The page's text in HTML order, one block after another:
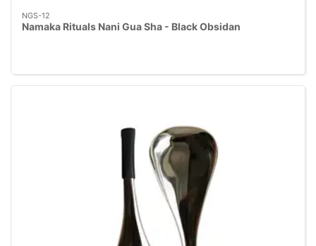
NGS-12
Namaka Rituals Nani Gua Sha - Black Obsidan